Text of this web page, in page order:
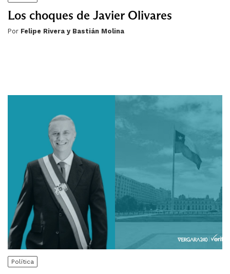
Los choques de Javier Olivares
Por Felipe Rivera y Bastián Molina
Política